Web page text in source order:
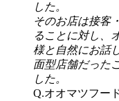
した。
そのお店は接客
ることに対し、
様と自然にお話
面型店舗だった
した。
Q.オオマツフー